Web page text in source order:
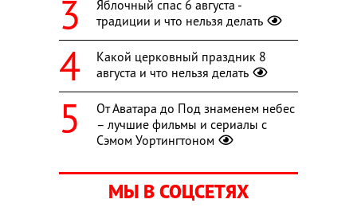
Яблочный спас 6 августа -
традиции и что нельзя делать
Какой церковный праздник 8
августа и что нельзя делать
От Аватара до Под знаменем небес
– лучшие фильмы и сериалы с
Сэмом Уортингтоном
МЫ В СОЦСЕТЯХ